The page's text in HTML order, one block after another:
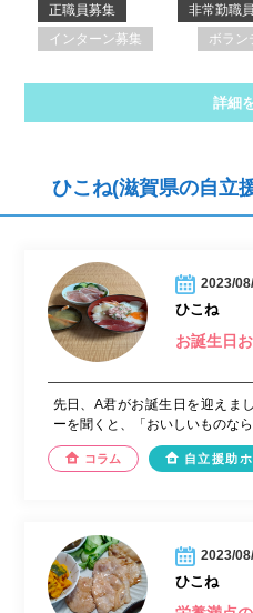
正職員募集 非常勤職
インターン募集
ボラン
詳細
ひこね(滋賀県の自立
2023/
ひこね
お誕生日
先日、A君がお誕生日を迎えま
ーを聞くと、「おいしいものな
コラム 自立援助
2023/
ひこね